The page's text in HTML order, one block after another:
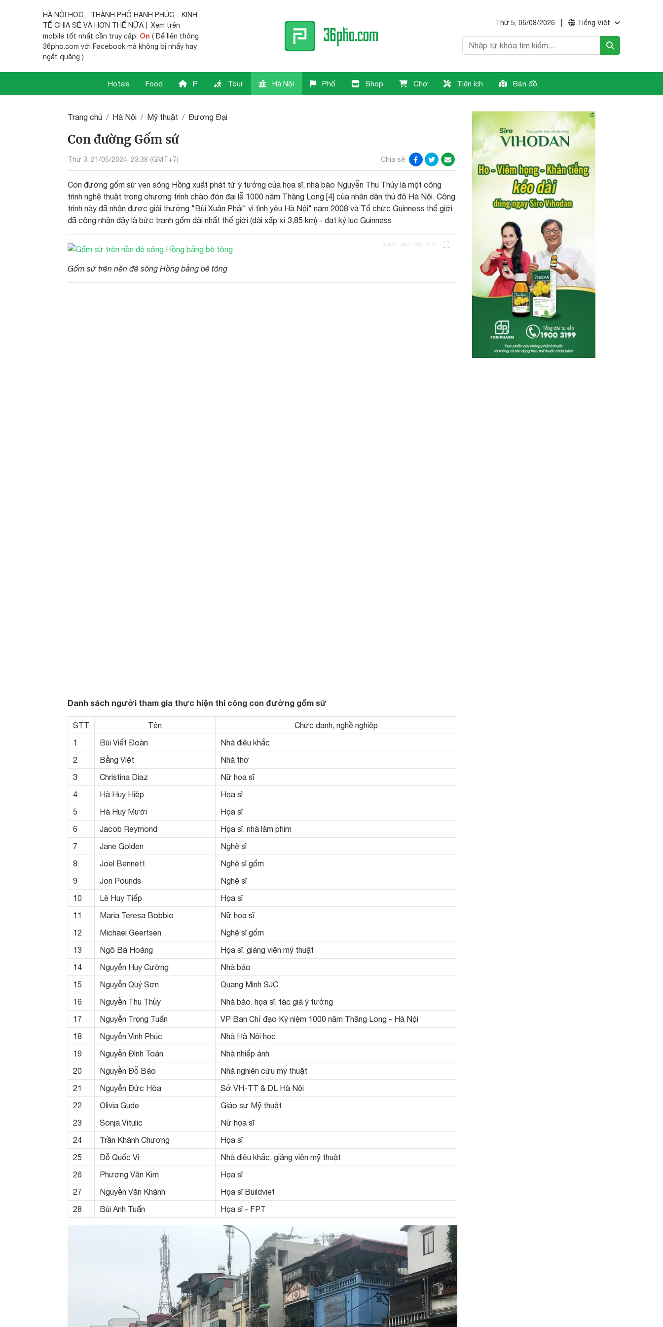
HÀ NỘI HỌC, THÀNH PHỐ HẠNH PHÚC,
KINH
TẾ CHIA SẺ VÀ HƠN THẾ NỮA | Xem trên
mobile tốt nhất cần truy cập: On ( Để liên thông
36pho.com với Facebook mà không bị nhẩy hay
ngắt quãng )
Thứ 5, 06/08/2026 Tiếng Việt
Hotels Food P Tour Hà Nội Phố Shop Chợ Tiện ích Bản đồ .
Trang chủ Hà Nội Mỹ thuật Đương Đại
Con đường Gốm sứ
Thứ 3, 21/05/2024, 23:38 (GMT+7) Chia sẻ
Con đường gốm sứ ven sông Hồng xuất phát từ ý tưởng của họa sĩ, nhà báo Nguyễn Thu Thủy là một công
trình nghệ thuật trong chương trình chào đón đại lễ 1000 năm Thăng Long [4] của nhân dân thủ đô Hà Nội. Công
trình này đã nhận được giải thưởng "Bùi Xuân Phái" vì tình yêu Hà Nội" năm 2008 và Tổ chức Guinness thế giới
đã công nhận đây là bức tranh gốm dài nhất thế giới (dài xấp xỉ 3,85 km) - đạt kỷ lục Guinness
Xem toàn màn hình
Gốm sứ trên nền đê sông Hồng bằng bê tông
Danh sách người tham gia thực hiện thi công con đường gốm sứ
STT Tên
Chức danh, nghề nghiệp
1
Bùi Viết Đoàn
Nhà điêu khắc
2
Bằng Việt
Nhà thơ
3
Christina Diaz
Nữ họa sĩ
4
Hà Huy Hiệp
Họa sĩ
5
Hà Huy Mười
Họa sĩ
6
Jacob Reymond
Họa sĩ, nhà làm phim
7
Jane Golden
Nghệ sĩ
8
Joel Bennett
Nghệ sĩ gốm
9
Jon Pounds
Nghệ sĩ
10
Lê Huy Tiếp
Họa sĩ
11
Maria Teresa Bobbio
Nữ họa sĩ
12
Michael Geertsen
Nghệ sĩ gốm
13
Ngô Bá Hoàng
Họa sĩ, giảng viên mỹ thuật
14
Nguyễn Huy Cường
Nhà báo
15
Nguyễn Quý Sơn
Quang Minh SJC
16
Nguyễn Thu Thủy
Nhà báo, họa sĩ, tác giả ý tưởng
17
Nguyễn Trọng Tuấn
VP Ban Chỉ đạo Kỷ niệm 1000 năm Thăng Long - Hà Nội
18
Nguyễn Vinh Phúc
Nhà Hà Nội học
19
Nguyễn Đình Toán
Nhà nhiếp ảnh
20
Nguyễn Đỗ Bảo
Nhà nghiên cứu mỹ thuật
21
Nguyễn Đức Hòa
Sở VH-TT & DL Hà Nội
22
Olivia Gude
Giáo sư Mỹ thuật
23
Sonja Vitulic
Nữ họa sĩ
24
Trần Khánh Chương
Họa sĩ
25
Đỗ Quốc Vị
Nhà điêu khắc, giảng viên mỹ thuật
26
Phương Văn Kim
Họa sĩ
27
Nguyễn Văn Khánh
Họa sĩ Buildviet
28
Bùi Anh Tuấn Họa sĩ - FPT